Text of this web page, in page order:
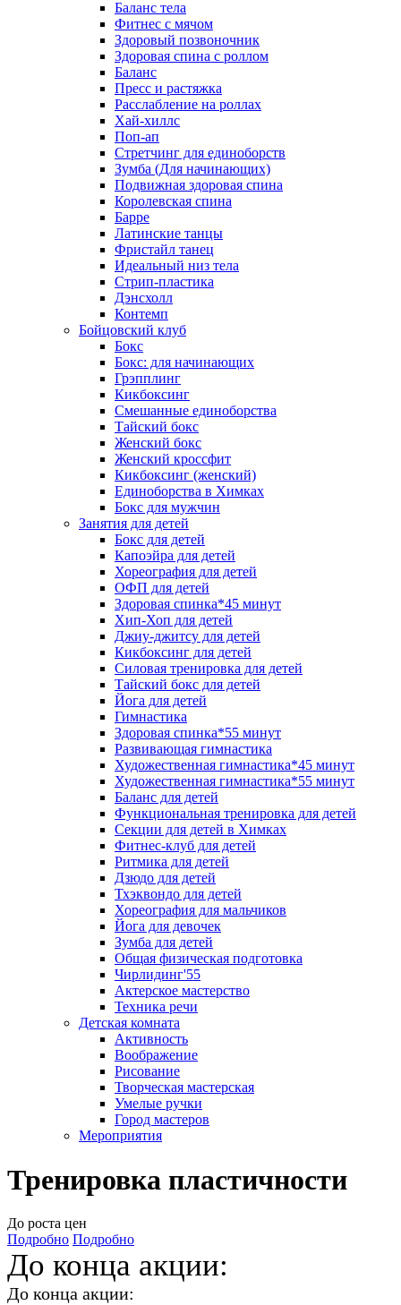
Баланс тела
Фитнес с мячом
Здоровый позвоночник
Здоровая спина с роллом
Баланс
Пресс и растяжка
Расслабление на роллах
Хай-хиллс
Поп-ап
Стретчинг для единоборств
Зумба (Для начинающих)
Подвижная здоровая спина
Королевская спина
Барре
Латинские танцы
Фристайл танец
Идеальный низ тела
Стрип-пластика
Дэнсхолл
Контемп
Бойцовский клуб
Бокс
Бокс: для начинающих
Грэпплинг
Кикбоксинг
Смешанные единоборства
Тайский бокс
Женский бокс
Женский кроссфит
Кикбоксинг (женский)
Единоборства в Химках
Бокс для мужчин
Занятия для детей
Бокс для детей
Капоэйра для детей
Хореография для детей
ОФП для детей
Здоровая спинка*45 минут
Хип-Хоп для детей
Джиу-джитсу для детей
Кикбоксинг для детей
Силовая тренировка для детей
Тайский бокс для детей
Йога для детей
Гимнастика
Здоровая спинка*55 минут
Развивающая гимнастика
Художественная гимнастика*45 минут
Художественная гимнастика*55 минут
Баланс для детей
Функциональная тренировка для детей
Секции для детей в Химках
Фитнес-клуб для детей
Ритмика для детей
Дзюдо для детей
Тхэквондо для детей
Хореография для мальчиков
Йога для девочек
Зумба для детей
Общая физическая подготовка
Чирлидинг'55
Актерское мастерство
Техника речи
Детская комната
Активность
Воображение
Рисование
Творческая мастерская
Умелые ручки
Город мастеров
Мероприятия
Тренировка пластичности
До роста цен
Подробно Подробно
До конца акции:
До конца акции: